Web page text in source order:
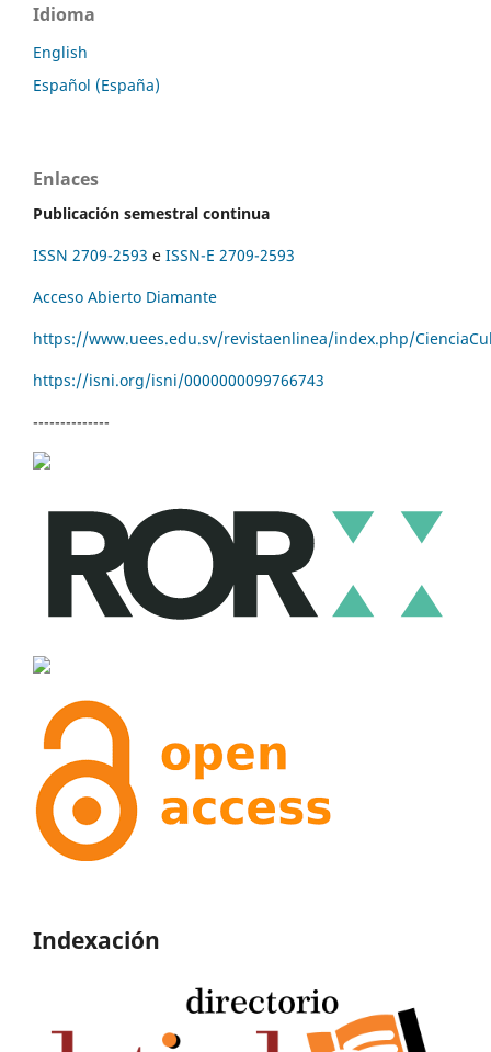
Idioma
English
Español (España)
Enlaces
Publicación semestral continua
ISSN 2709-2593 e ISSN-E 2709-2593
Acceso Abierto Diamante
https://www.uees.edu.sv/revistaenlinea/index.php/
https://isni.org/isni/0000000099766743
--------------
Indexación